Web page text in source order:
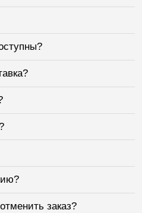
заказ?